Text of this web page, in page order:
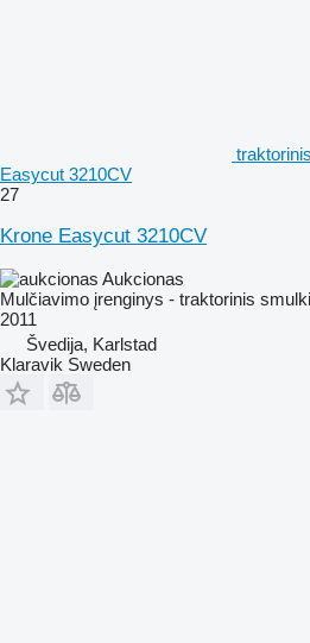
Easycut 3210CV
27
Krone Easycut 3210CV
Aukcionas
Mulčiavimo įrenginys - traktorinis
2011
Švedija, Karlstad
Klaravik Sweden